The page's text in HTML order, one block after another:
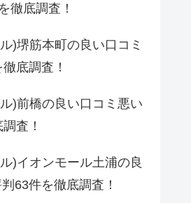
徹底調査！
)堺筋本町の良い口コミ
底調査！
)前橋の良い口コミ悪い
査！
)イオンモール土浦の良
63件を徹底調査！